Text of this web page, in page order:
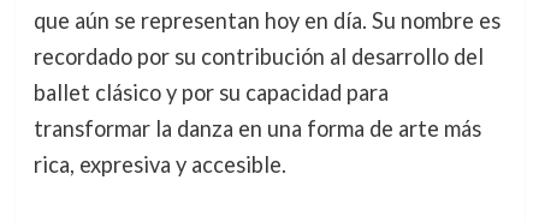
que aún se representan hoy en día. Su nombre es
recordado por su contribución al desarrollo del
ballet clásico y por su capacidad para
transformar la danza en una forma de arte más
rica, expresiva y accesible.